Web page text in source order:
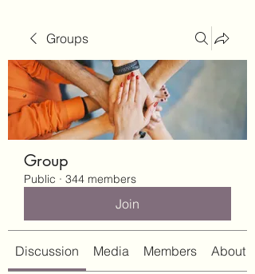
Groups
Group
Public · 344 members
Join
Discussion Media Members About